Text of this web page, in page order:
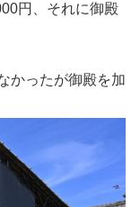
円、それに御殿
かったが御殿を加